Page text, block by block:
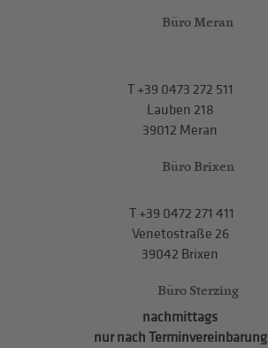
Büro Meran
T+39 0473 272 511
Lauben 218
39012 Meran
Büro Brixen
T+39 0472 271 411
Venetostraße 26
39042 Brixen
Büro Sterzing
nachmittags
nur nach Terminvereinbarung